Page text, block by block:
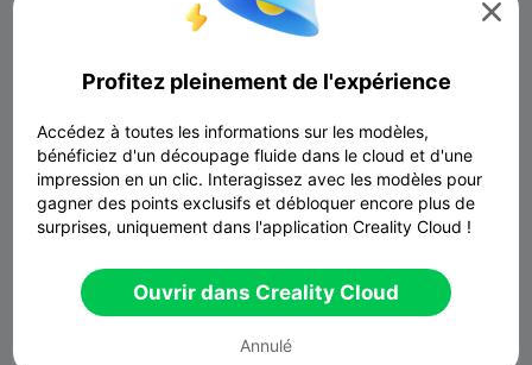
Springy Piggy

Profitez pleinement de l'expérience
Accédez à toutes les informations sur les modèles,
bénéficiez d'un découpage fluide dans le cloud et d'une
impression en un clic. Interagissez avec les modèles pour
gagner des points exclusifs et débloquer encore plus de
surprises, uniquement dans l'application Creality Cloud !
Ouvrir dans Creality Cloud
Annulé